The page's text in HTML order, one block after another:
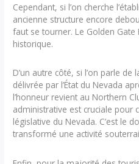
Cependant, si l’on cherche
ancienne structure encore
faut se tourner. Le Golden
historique.
D’un autre côté, si l’on parle
délivrée par l’État du Nevada
l’honneur revient au Northern
administrative est cruciale pour
législative du Nevada. C’est le
transformé une activité